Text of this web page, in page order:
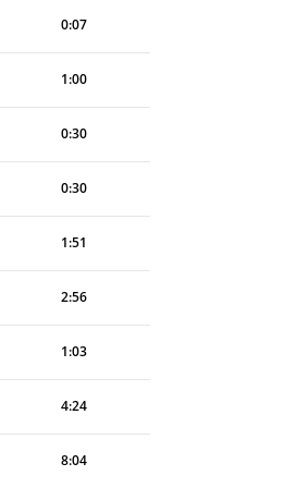
0:07
1:00
0:30
0:30
1:51
2:56
1:03
4:24
8:04